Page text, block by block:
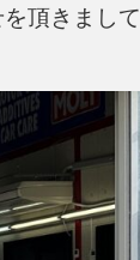
頂きまし